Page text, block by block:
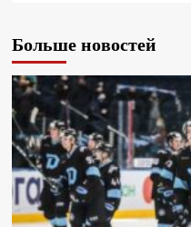
Больше новостей